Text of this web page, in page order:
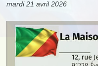
mardi 21 avril 2026